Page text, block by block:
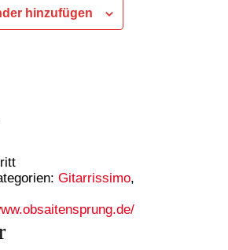
hinzufügen
Gitarrissimo,